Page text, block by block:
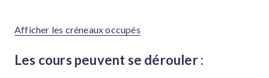
Afficher les créneaux occupés
Les cours peuvent se dérouler :